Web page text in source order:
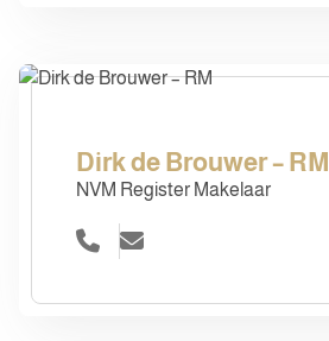
Dirk de Brouwer – RM
NVM Register Makelaar